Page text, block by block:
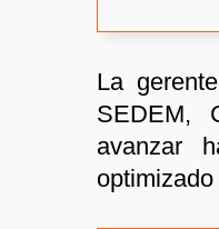
La
SEDEM,
avanzar
optimizado